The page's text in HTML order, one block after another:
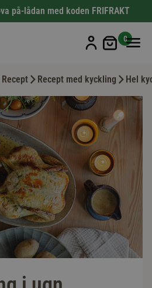
på-lådan med koden FRIFRAKT
Min
0
Recept med kyckling Hel